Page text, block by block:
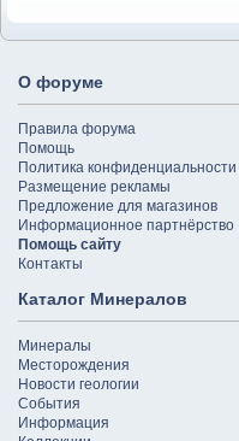
О форуме
Правила форума
Помощь
Политика конфиденциальности
Размещение рекламы
Предложение для магазинов
Информационное партнёрство
Помощь сайту
Контакты
Каталог Минералов
Минералы
Месторождения
Новости геологии
События
Информация